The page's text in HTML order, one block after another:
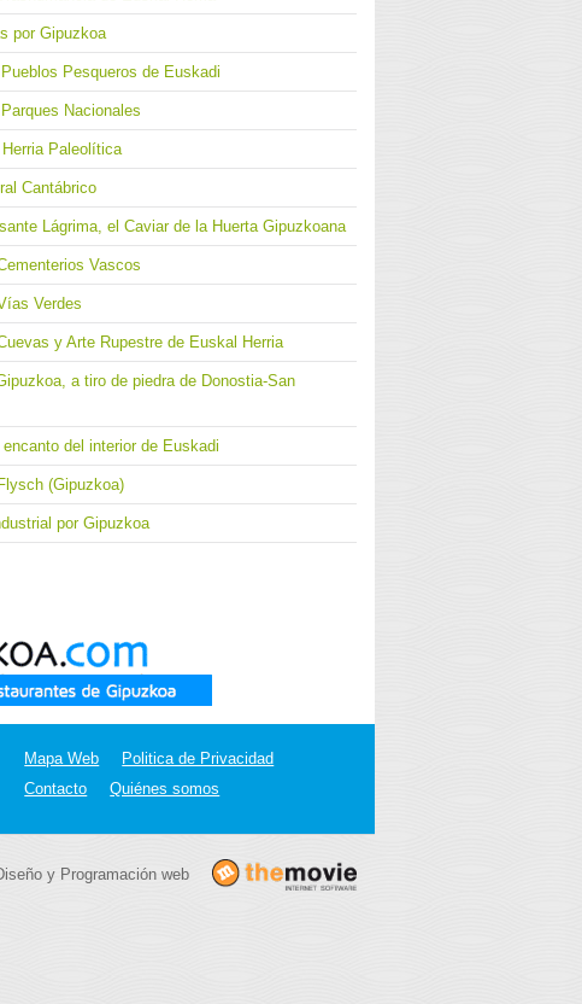
por Gipuzkoa
Pesqueros de Euskadi
Nacionales
Paleolítica
Cantábrico
Lágrima, el Caviar de la Huerta Gipuzkoana
Vascos
Verdes
y Arte Rupestre de Euskal Herria
a tiro de piedra de Donostia-San
del interior de Euskadi
(Gipuzkoa)
por Gipuzkoa
Mapa Web
Politica de Privacidad
Contacto
Quiénes somos
y Programación web